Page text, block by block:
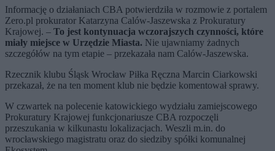
Informację o działaniach CBA potwierdziła w rozmowie z portalem
Zero.pl prokurator Katarzyna Calów-Jaszewska z Prokuratury
Krajowej. – To jest kontynuacja wczorajszych czynności, które
miały miejsce w Urzędzie Miasta. Nie ujawniamy żadnych
szczegółów na tym etapie – przekazała nam Calów-Jaszewska.
Rzecznik klubu Śląsk Wrocław Piłka Ręczna Marcin Ciarkowski
przekazał, że na ten moment klub nie będzie komentował sprawy.
W czwartek na polecenie katowickiego wydziału zamiejscowego
Prokuratury Krajowej funkcjonariusze CBA rozpoczęli
przeszukania w kilkunastu lokalizacjach. Weszli m.in. do
wrocławskiego magistratu oraz do siedziby spółki komunalnej